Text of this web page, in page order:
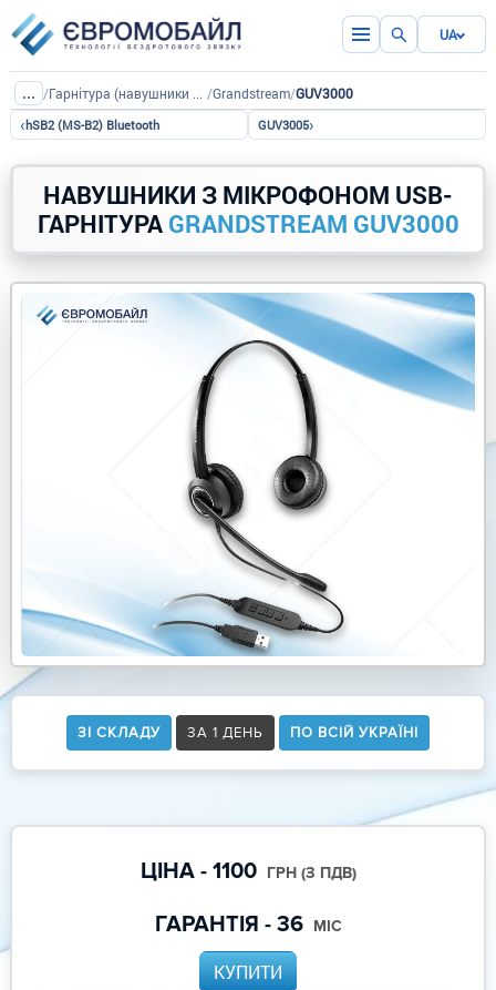
UA
... / Гарнітура (навушники з мікрофоном) /Grandstream/GUV3000
‹hSB2 (MS-B2) Bluetooth GUV3005›
НАВУШНИКИ З МІКРОФОНОМ USB-
ГАРНІТУРА GRANDSTREAM GUV3000
ЗІ СКЛАДУ ЗА 1 ДЕНЬ ПО ВСІЙ УКРАЇНІ
ЦІНА - 1100 ГРН (З ПДВ)
ГАРАНТІЯ - 36 МІС
КУПИТИ